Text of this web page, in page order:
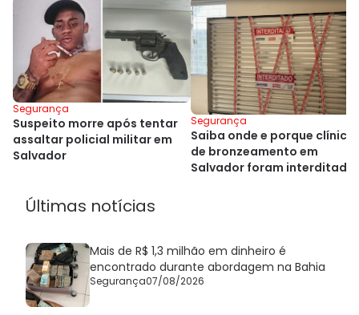
Segurança
Suspeito morre após tentar
assaltar policial militar em
Salvador
Segurança
Saiba onde e porque
de bronzeamento em
Salvador foram
Últimas notícias
Mais de R$ 1,3 milhão em dinheiro é
encontrado durante abordagem na Bahia
Segurança07/08/2026